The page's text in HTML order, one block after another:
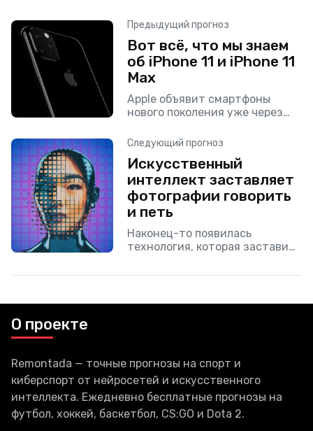
Предыдущий прогноз
Вот всё, что мы знаем
об iPhone 11 и iPhone 11
Max
Apple объявит смартфоны
нового поколения уже через
линейка iPhone 11. В общей
сложности компания должна
представить три новых
модели, в
Следующий прогноз
Искусственный
интеллект заставляет
фотографии говорить
и петь
Наконец-то появилась
технология, которая заставит
Бейонсе. Совместное
О проекте
Remontada — точные прогнозы на спорт и
киберспорт от нейросетей и искусственного
интеллекта. Ежедневно бесплатные прогнозы на
футбол, хоккей, баскетбол, CS:GO и Dota 2.